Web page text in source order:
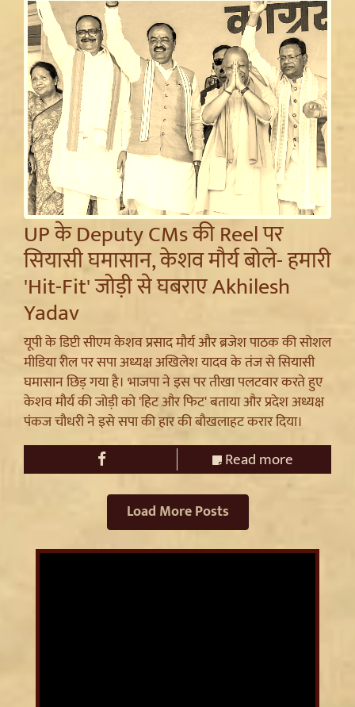
UP के Deputy CMs की Reel पर
सियासी घमासान, केशव मौर्य बोले- हमारी
'Hit-Fit' जोड़ी से घबराए Akhilesh
Yadav
यूपी के डिप्टी सीएम केशव प्रसाद मौर्य और ब्रजेश पाठक की सोशल
मीडिया रील पर सपा अध्यक्ष अखिलेश यादव के तंज से सियासी
घमासान छिड़ गया है। भाजपा ने इस पर तीखा पलटवार करते हुए
केशव मौर्य की जोड़ी को 'हिट और फिट' बताया और प्रदेश अध्यक्ष
पंकज चौधरी ने इसे सपा की हार की बौखलाहट करार दिया।
Read more
Load More Posts